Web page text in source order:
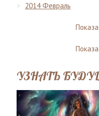
2014 Февраль
УЗНАТЬ